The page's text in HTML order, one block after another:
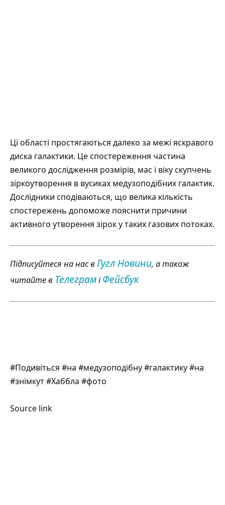
Ці області простягаються далеко за межі яскравого
диска галактики. Це спостереження частина
великого дослідження розмірів, мас і віку скупчень
зіркоутворення в вусиках медузоподібних галактик.
Дослідники сподіваються, що велика кількість
спостережень допоможе пояснити причини
активного утворення зірок у таких газових потоках.
Підписуйтеся на нас вГугл Новини, а також
читайте в ТелеграміФейсбук
#Подивіться #на #медузоподібну #галактику #на
#знімкут #Хаббла #фото
Source link